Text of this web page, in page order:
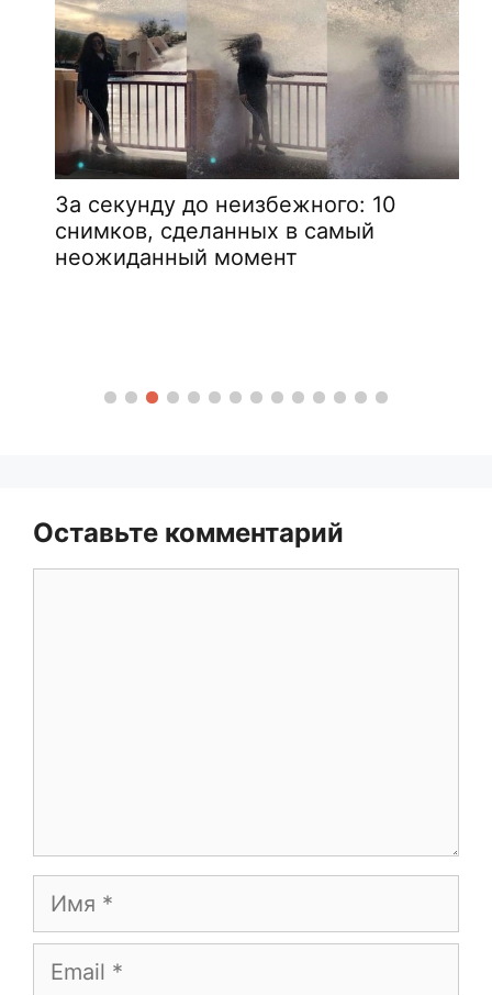
Инциденты в аэропорту,
вероятность увидеть которые и
снять на камеру 1 на 1 000 000
Оставьте комментарий
Имя
Email